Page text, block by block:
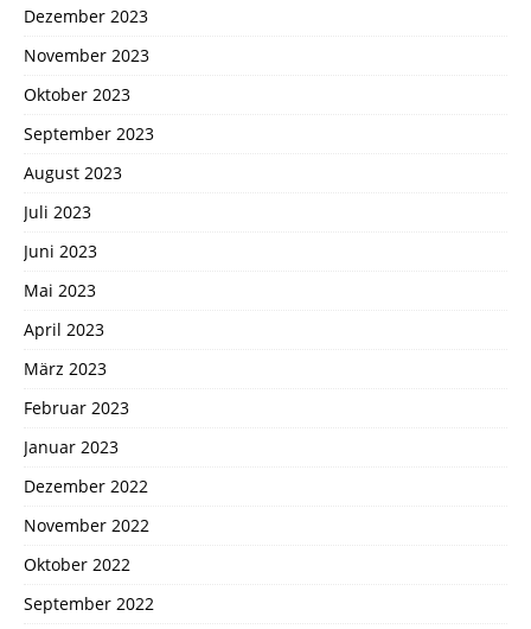
Dezember 2023
November 2023
Oktober 2023
September 2023
August 2023
Juli 2023
Juni 2023
Mai 2023
April 2023
März 2023
Februar 2023
Januar 2023
Dezember 2022
November 2022
Oktober 2022
September 2022